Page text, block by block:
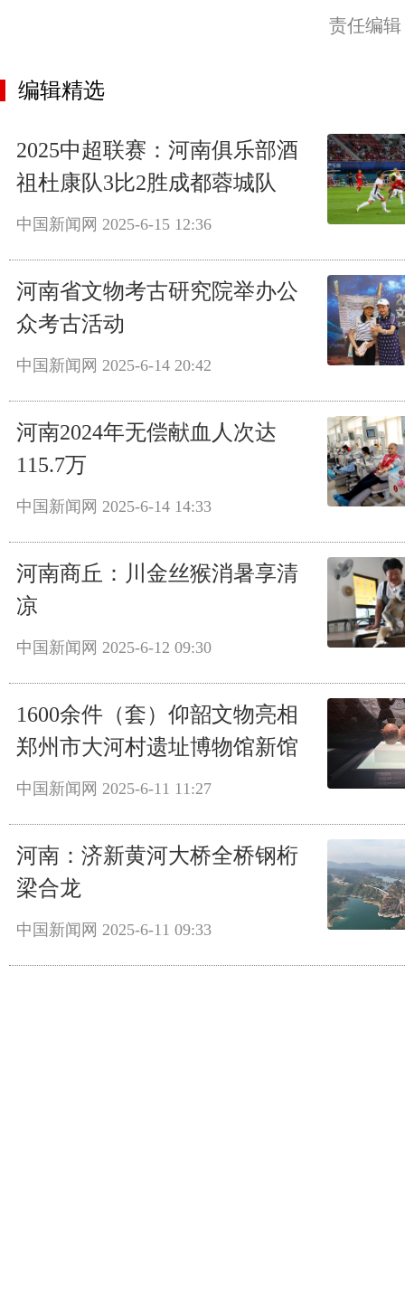
责任编
编辑精选
2025中超联赛：河南俱乐部酒
祖杜康队3比2胜成都蓉城队
中国新闻网 2025-6-15 12:36
河南省文物考古研究院举办公
众考古活动
中国新闻网 2025-6-14 20:42
河南2024年无偿献血人次达
115.7万
中国新闻网 2025-6-14 14:33
河南商丘：川金丝猴消暑享清
凉
中国新闻网 2025-6-12 09:30
1600余件（套）仰韶文物亮相
郑州市大河村遗址博物馆新馆
中国新闻网 2025-6-11 11:27
河南：济新黄河大桥全桥钢桁
梁合龙
中国新闻网 2025-6-11 09:33